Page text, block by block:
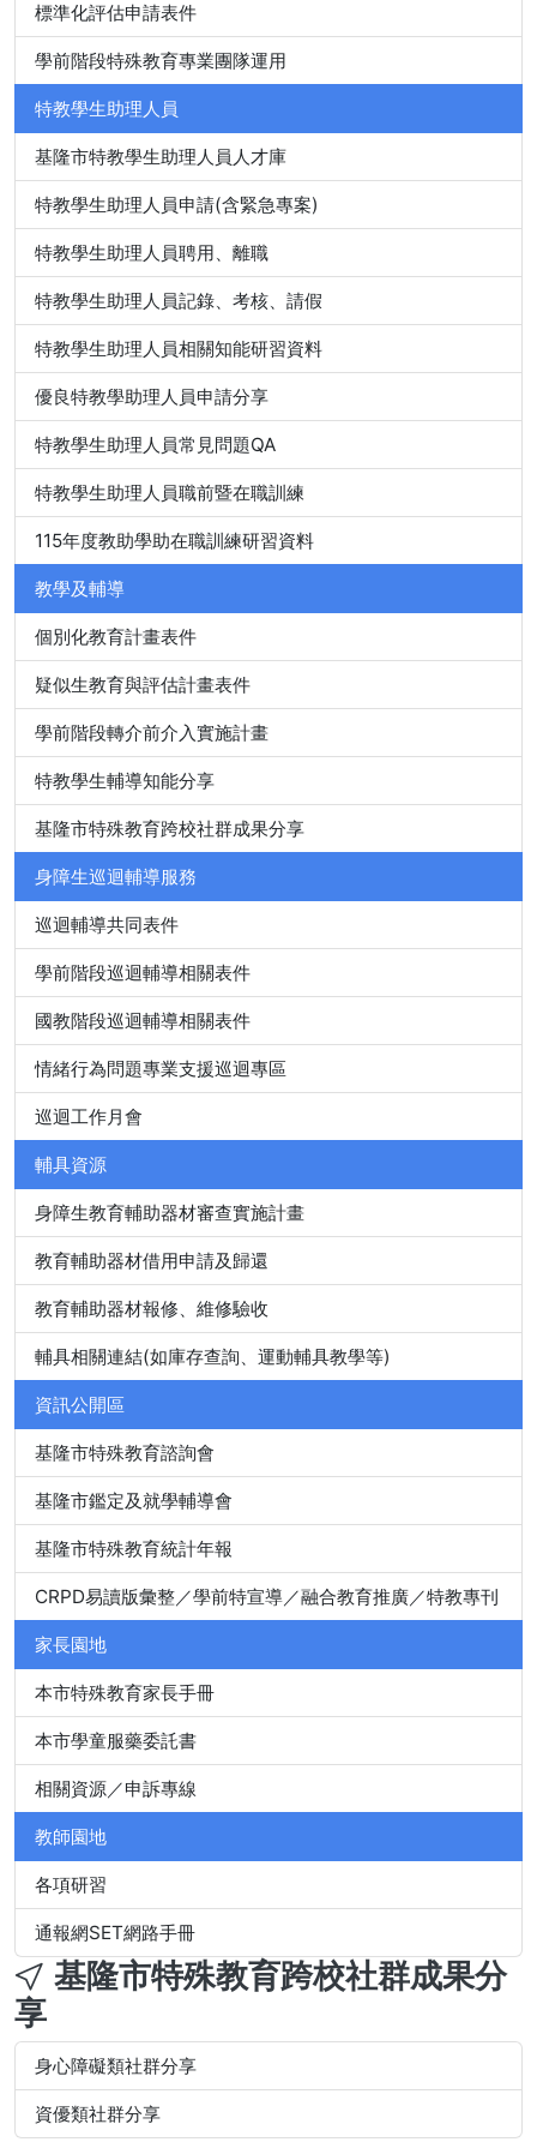
標準化評估申請表件
學前階段特殊教育專業團隊運用
特教學生助理人員
基隆市特教學生助理人員人才庫
特教學生助理人員申請(含緊急專案)
特教學生助理人員聘用、離職
特教學生助理人員記錄、考核、請假
特教學生助理人員相關知能研習資料
優良特教學助理人員申請分享
特教學生助理人員常見問題QA
特教學生助理人員職前暨在職訓練
115年度教助學助在職訓練研習資料
教學及輔導
個別化教育計畫表件
疑似生教育與評估計畫表件
學前階段轉介前介入實施計畫
特教學生輔導知能分享
基隆市特殊教育跨校社群成果分享
身障生巡迴輔導服務
巡迴輔導共同表件
學前階段巡迴輔導相關表件
國教階段巡迴輔導相關表件
情緒行為問題專業支援巡迴專區
巡迴工作月會
輔具資源
身障生教育輔助器材審查實施計畫
教育輔助器材借用申請及歸還
教育輔助器材報修、維修驗收
輔具相關連結(如庫存查詢、運動輔具教學等)
資訊公開區
基隆市特殊教育諮詢會
基隆市鑑定及就學輔導會
基隆市特殊教育統計年報
CRPD易讀版彙整／學前特宣導／融合教育推廣／特教專刊
家長園地
本市特殊教育家長手冊
本市學童服藥委託書
相關資源／申訴專線
教師園地
各項研習
通報網SET網路手冊
基隆市特殊教育跨校社群成果分
享
身心障礙類社群分享
資優類社群分享